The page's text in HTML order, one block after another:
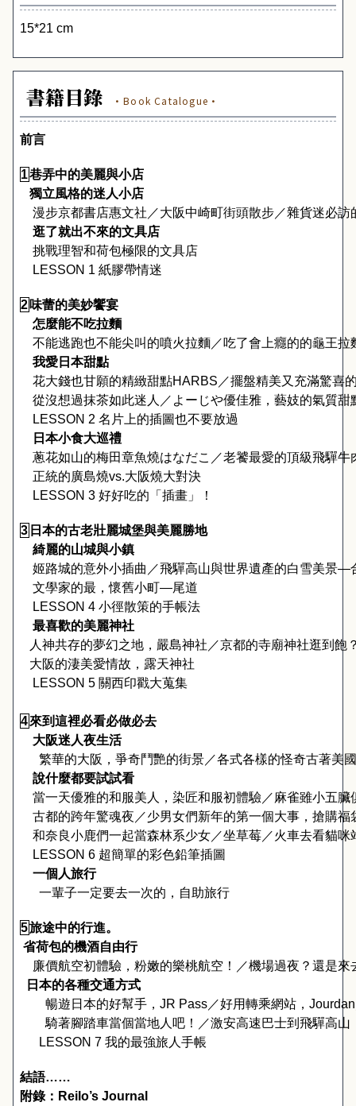
15*21 cm
書籍目錄 ·Book Catalogue·
前言
1巷弄中的美麗與小店
獨立風格的迷人小店
漫步京都書店惠文社／大阪中崎町街頭散步／雜貨迷必訪
逛了就出不來的文具店
挑戰理智和荷包極限的文具店
LESSON 1 紙膠帶情迷
2 味蕾的美妙饗宴
怎麼能不吃拉麵
不能逃跑也不能尖叫的噴火拉麵／吃了會上癮的的龜王拉
我愛日本甜點
花大錢也甘願的精緻甜點HARBS ／擺盤精美又充滿驚喜
從沒想過抹茶如此迷人／よーじや優佳雅，藝妓的氣質甜
LESSON 2 名片上的插圖也不要放過
日本小食大巡禮
蔥花如山的梅田章魚燒はなだこ／老饕最愛的頂級飛驒牛
正統的廣島燒vs.大阪燒大對決
LESSON 3 好好吃的「插畫」！
3 日本的古老壯麗城堡與美麗勝地
綺麗的山城與小鎮
姬路城的意外小插曲／飛驒高山與世界遺產的白雪美景—
文學家的最，懷舊小町—尾道
LESSON 4 小徑散策的手帳法
最喜歡的美麗神社
人神共存的夢幻之地，嚴島神社／京都的寺廟神社逛到飽
大阪的淒美愛情故，露天神社
LESSON 5 關西印戳大蒐集
4來到這裡必看必做必去
大阪迷人夜生活
繁華的大阪，爭奇鬥艷的街景／各式各樣的怪奇古著美
說什麼都要試試看
當一天優雅的和服美人，染匠和服初體驗／麻雀雖小五臟
古都的跨年驚魂夜／少男女們新年的第一個大事，搶購福
和奈良小鹿們一起當森林系少女／坐草莓／火車去看貓咪
LESSON 6 超簡單的彩色鉛筆插圖
一個人旅行
一輩子一定要去一次的，自助旅行
5旅途中的行進。
省荷包的機酒自由行
廉價航空初體驗，粉嫩的樂桃航空！／機場過夜？還是來
日本的各種交通方式
暢遊日本的好幫手， JR Pass／好用轉乘網站， Jourdan
騎著腳踏車當個當地人吧！／激安高速巴士到飛驒高山
LESSON 7 我的最強旅人手帳
結語……
附錄： Reilo’s Journal